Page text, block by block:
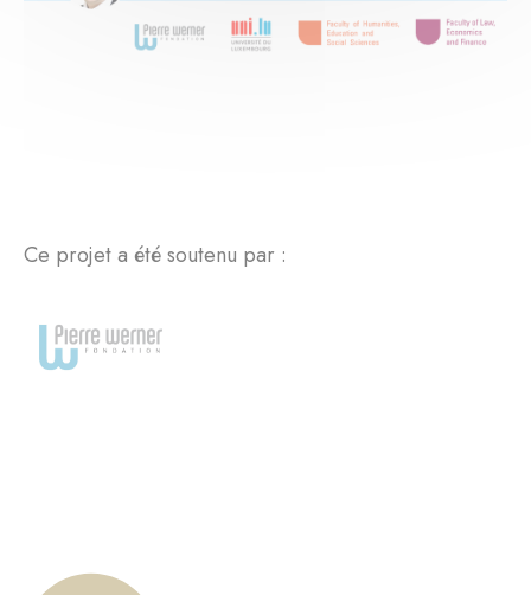
Ce projet a été soutenu par :